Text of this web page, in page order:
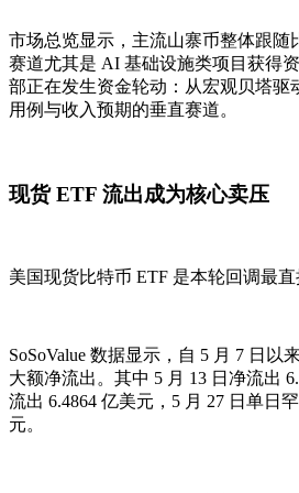
市场总览显示，主流山寨币整体跟随
赛道尤其是 AI 基础设施类项目获得
部正在发生资金轮动：从宏观贝塔驱
用例与收入预期的垂直赛道。
现货 ETF 流出成为核心卖压
美国现货比特币 ETF 是本轮回调最直
SoSoValue 数据显示，自 5 月 7 日以
大额净流出。其中 5 月 13 日净流出
流出 6.4864 亿美元，5 月 27 日单日
元。